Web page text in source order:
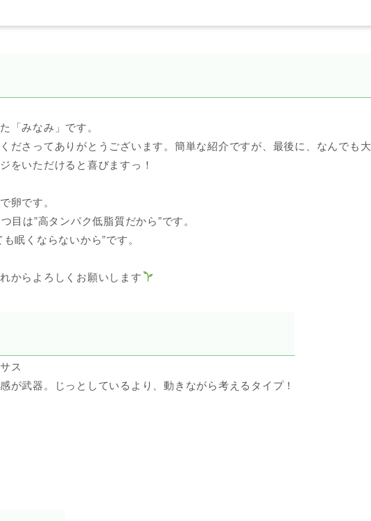
「みなみ」です。
ださってありがとうございます。簡単な紹介ですが、最後に、なんでも大
をいただけると喜びますっ！
卵です。
目は”高タンパク低脂質だから”です。
眠くならないから”です。
からよろしくお願いします
ス
が武器。じっとしているより、動きながら考えるタイプ！